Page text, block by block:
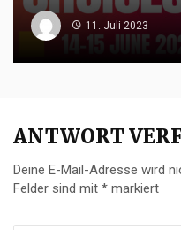
11. Juli 2023
ANTWORT
Deine E-Mail-Adresse wird
Felder sind mit * markiert